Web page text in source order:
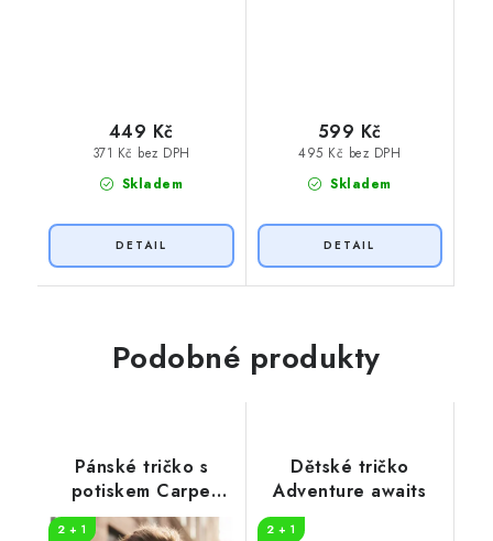
Skladem
371 Kč bez DPH
449 Kč
Skladem
495 Kč bez DPH
599 Kč
Podobné produkty
Pánské tričko s
potiskem Carpe
diem
2 + 1
Dětské tričko
Adventure awaits
2 + 1